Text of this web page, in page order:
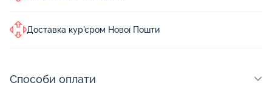
Доставка кур'єром Нової Пошти
Способи оплати